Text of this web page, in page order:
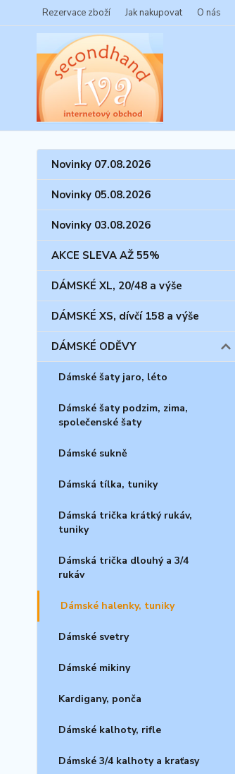
Rezervace zboží Jak nakupovat O nás
Novinky 07.08.2026
Novinky 05.08.2026
Novinky 03.08.2026
AKCE SLEVA AŽ 55%
DÁMSKÉ XL, 20/48 a výše
DÁMSKÉ XS, dívčí 158 a výše
DÁMSKÉ ODĚVY
Dámské šaty jaro, léto
Dámské šaty podzim, zima,
společenské šaty
Dámské sukně
Dámská tílka, tuniky
Dámská trička krátký rukáv,
tuniky
Dámská trička dlouhý a 3/4
rukáv
Dámské halenky, tuniky
Dámské svetry
Dámské mikiny
Kardigany, ponča
Dámské kalhoty, rifle
Dámské 3/4 kalhoty a kraťasy